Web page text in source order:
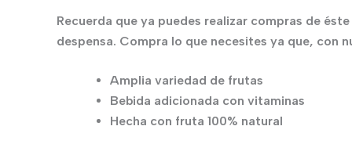
Recuerda que ya puedes realizar compras de
despensa. Compra lo que necesites ya que, con
Amplia variedad de frutas
Bebida adicionada con vitaminas
Hecha con fruta 100% natural